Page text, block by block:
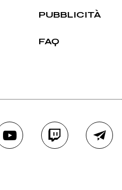
PUBBLICITÀ
FAQ